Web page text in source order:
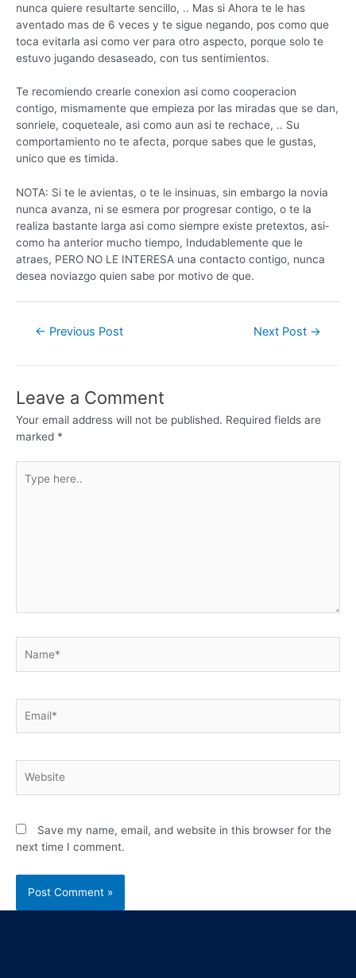
nunca quiere resultarte sencillo, .. Mas si Ahora te le has
aventado mas de 6 veces y te sigue negando, pos como que
toca evitarla asi­ como ver para otro aspecto, porque solo te
estuvo jugando desaseado, con tus sentimientos.
Te recomiendo crearle conexion asi­ como cooperacion
contigo, mismamente que empieza por las miradas que se dan,
sonriele, coqueteale, asi­ como aun asi te rechace, .. Su
comportamiento no te afecta, porque sabes que le gustas,
unico que es timida.
NOTA: Si te le avientas, o te le insinuas, sin embargo la novia
nunca avanza, ni se esmera por progresar contigo, o te la
realiza bastante larga asi­ como siempre existe pretextos, asi­
como ha anterior mucho tiempo, Indudablemente que le
atraes, PERO NO LE INTERESA una contacto contigo, nunca
desea noviazgo quien sabe por motivo de que.
← Previous Post Next Post →
Leave a Comment
Your email address will not be published. Required fields are
marked *
Save my name, email, and website in this browser for the
next time I comment.